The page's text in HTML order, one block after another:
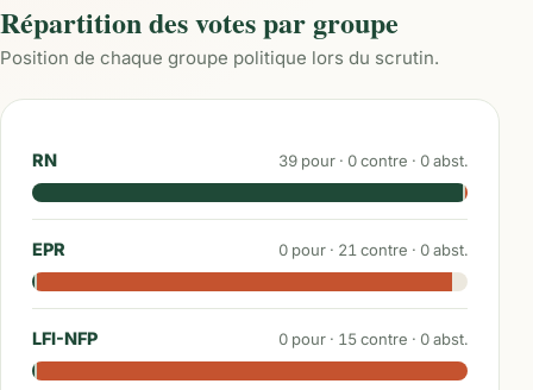
Répartition des votes par groupe
Position de chaque groupe politique lors du scrutin.
RN 39 pour · 0contre · 0abst.
EPR 0 pour · 21 contre · 0abst.
LFI-NFP 0 pour · 15contre · 0abst.